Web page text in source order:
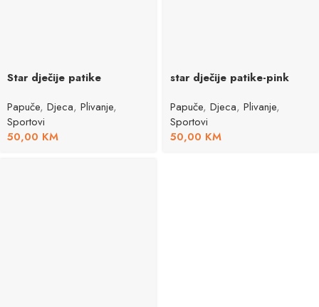
Star dječije patike
Papuče, Djeca, Plivanje,
Sportovi
50,00 KM
star dječije patike-pink
Papuče, Djeca, Plivanje,
Sportovi
50,00 KM